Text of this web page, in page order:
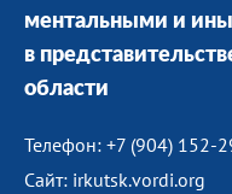
ментальными и
в
области
Телефон: +7 (904) 152-
Сайт: irkutsk.vordi.org